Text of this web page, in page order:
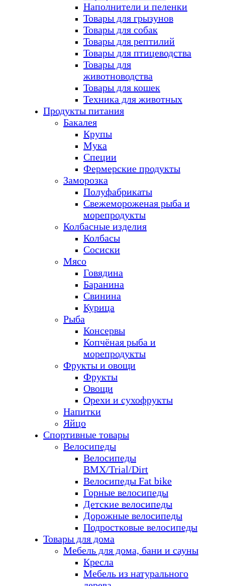
Наполнители и пеленки
Товары для грызунов
Товары для собак
Товары для рептилий
Товары для птицеводства
Товары для
животноводства
Товары для кошек
Техника для животных
Продукты питания
Бакалея
Крупы
Мука
Специи
Фермерские продукты
Заморозка
Полуфабрикаты
Свежемороженая рыба и
морепродукты
Колбасные изделия
Колбасы
Сосиски
Мясо
Говядина
Баранина
Свинина
Курица
Рыба
Консервы
Копчёная рыба и
морепродукты
Фрукты и овощи
Фрукты
Овощи
Орехи и сухофрукты
Напитки
Яйцо
Спортивные товары
Велосипеды
Велосипеды
BMX/Trial/Dirt
Велосипеды Fat bike
Горные велосипеды
Детские велосипеды
Дорожные велосипеды
Подростковые велосипеды
Товары для дома
Мебель для дома, бани и сауны
Кресла
Мебель из натурального